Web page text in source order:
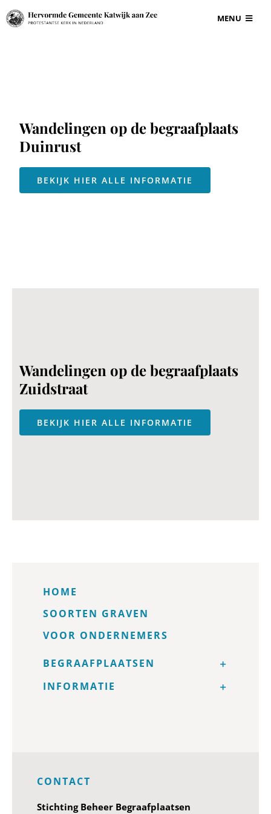
Ga
naar
MENU
GRAF EN
INFORMATIE
Wandelingen op de begraafplaats
Duinrust
BEKIJK HIER ALLE INFORMATIE
Wandelingen op de begraafplaats
Zuidstraat
BEKIJK HIER ALLE INFORMATIE
HOME
SOORTEN GRAVEN
VOOR ONDERNEMERS
BEGRAAFPLAATSEN
INFORMATIE
CONTACT
Stichting Beheer Begraafplaatsen